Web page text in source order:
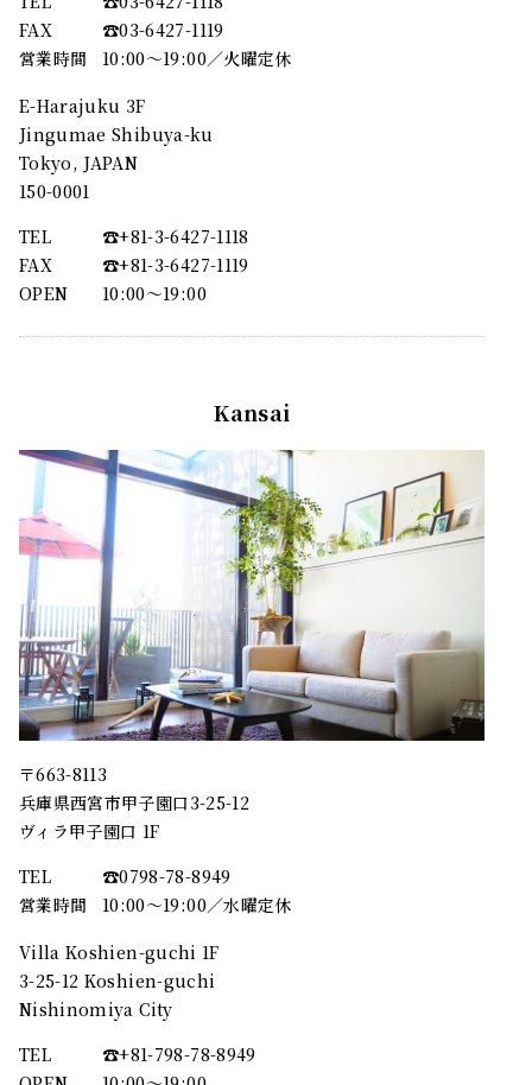
FAX
☎︎03-6427-1119
営業時間
10:00～19:00／火曜定休
E-Harajuku 3F
Jingumae Shibuya-ku
Tokyo, JAPAN
150-0001
TEL
☎︎+81-3-6427-1118
FAX
☎︎+81-3-6427-1119
OPEN
10:00〜19:00
Kansai
〒663-8113
兵庫県西宮市甲子園口3-25-12
ヴィラ甲子園口 1F
TEL
☎︎0798-78-8949
営業時間
10:00～19:00／水曜定休
Villa Koshien-guchi 1F
3-25-12 Koshien-guchi
Nishinomiya City
TEL
☎︎+81-798-78-8949